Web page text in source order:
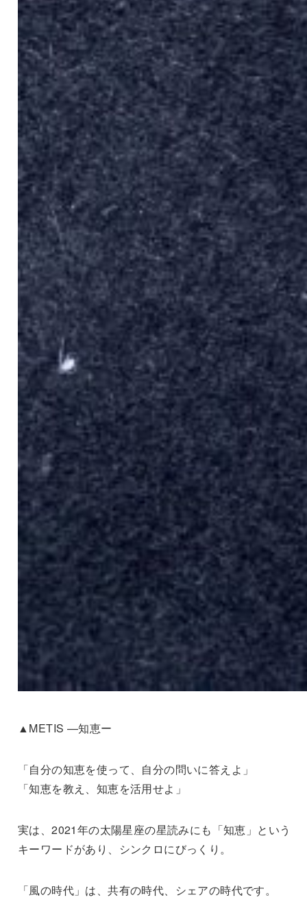
▲METIS —知恵ー
「自分の知恵を使って、自分の問いに答えよ」
「知恵を教え、知恵を活用せよ」
実は、2021年の太陽星座の星読みにも「知恵」という
キーワードがあり、シンクロにびっくり。
「風の時代」は、共有の時代、シェアの時代です。